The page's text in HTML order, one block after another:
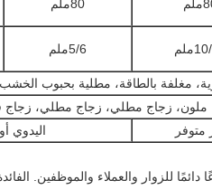
80ملم
5/6ملم
مغلفة بالطاقة، مطلية بحبوب الخشب
زجاج مطلي، زجاج مطلي، زجاج
متوفر
اليدوي
للزوار والعملاء والموظفين.